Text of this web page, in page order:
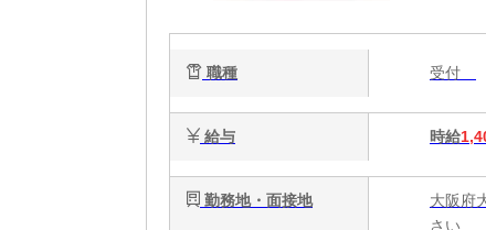
職種 受付
給与 時給
勤務地・面接地
大阪府
さい